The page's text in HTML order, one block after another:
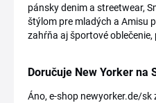
pánsky denim a streetwear,
štýlom pre mladých a Amisu
zahŕňa aj športové oblečenie,
Doručuje New Yorker na
Áno, e-shop newyorker.de/